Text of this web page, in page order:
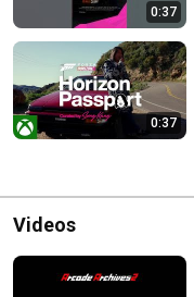
0:37
0:37
Videos